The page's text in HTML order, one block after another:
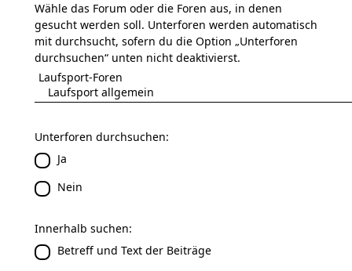
Wähle das Forum oder die Foren aus, in denen
gesucht werden soll. Unterforen werden automatisch
mit durchsucht, sofern du die Option „Unterforen
durchsuchen“ unten nicht deaktivierst.
Unterforen durchsuchen:
Ja
Nein
Innerhalb suchen:
Betreff und Text der Beiträge